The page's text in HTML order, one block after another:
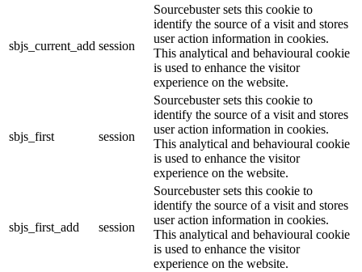
sbjs_current_add session
Sourcebuster sets this cookie to
identify the source of a visit and stores
user action information in cookies.
This analytical and behavioural cookie
is used to enhance the visitor
experience on the website.
sbjs_first session
Sourcebuster sets this cookie to
identify the source of a visit and stores
user action information in cookies.
This analytical and behavioural cookie
is used to enhance the visitor
experience on the website.
sbjs_first_add session
Sourcebuster sets this cookie to
identify the source of a visit and stores
user action information in cookies.
This analytical and behavioural cookie
is used to enhance the visitor
experience on the website.